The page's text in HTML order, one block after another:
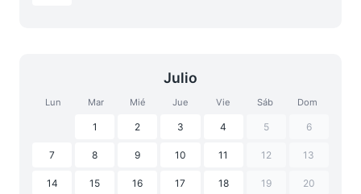
Julio
Lun Mar Mié Jue Vie Sáb Dom
1 2 3 4 5 6
7 8 9 10 11 12 13
14 15 16 17 18 19 20